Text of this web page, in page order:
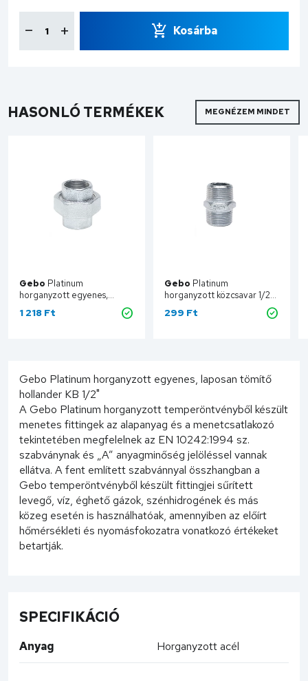
CS-Sprint
Kosárba
HASONLÓ TERMÉKEK MEGNÉZEM MINDET
Gebo Platinum
horganyzott egyenes,
laposan tömítő hollander
BB 1/2" 330-4V
1 218 Ft
Gebo Platinum
horganyzott közcsavar 1/2"
280-4V
299 Ft
Gebo Platinum horganyzott egyenes, laposan tömítő
hollander KB 1/2"
A Gebo Platinum horganyzott temperöntvényből készült
menetes fittingek az alapanyag és a menetcsatlakozó
tekintetében megfelelnek az EN 10242:1994 sz.
szabványnak és „A” anyagminőség jelöléssel vannak
ellátva. A fent említett szabvánnyal összhangban a
Gebo temperöntvényből készült fittingjei sűrített
levegő, víz, éghető gázok, szénhidrogének és más
közeg esetén is használhatóak, amennyiben az előírt
hőmérsékleti és nyomásfokozatra vonatkozó értékeket
betartják.
SPECIFIKÁCIÓ
Anyag Horganyzott acél